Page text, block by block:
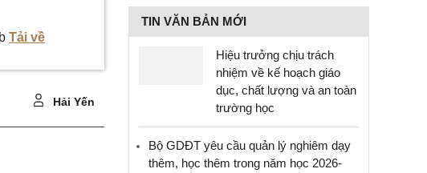
Tải về
Hải Yến
TIN VĂN BẢN MỚI
Hiệu trưởng chịu trách
nhiệm về kế hoạch giáo
dục, chất lượng và an toàn
trường học
Bộ GDĐT yêu cầu quản lý nghiêm dạy
thêm, học thêm trong năm học 2026-